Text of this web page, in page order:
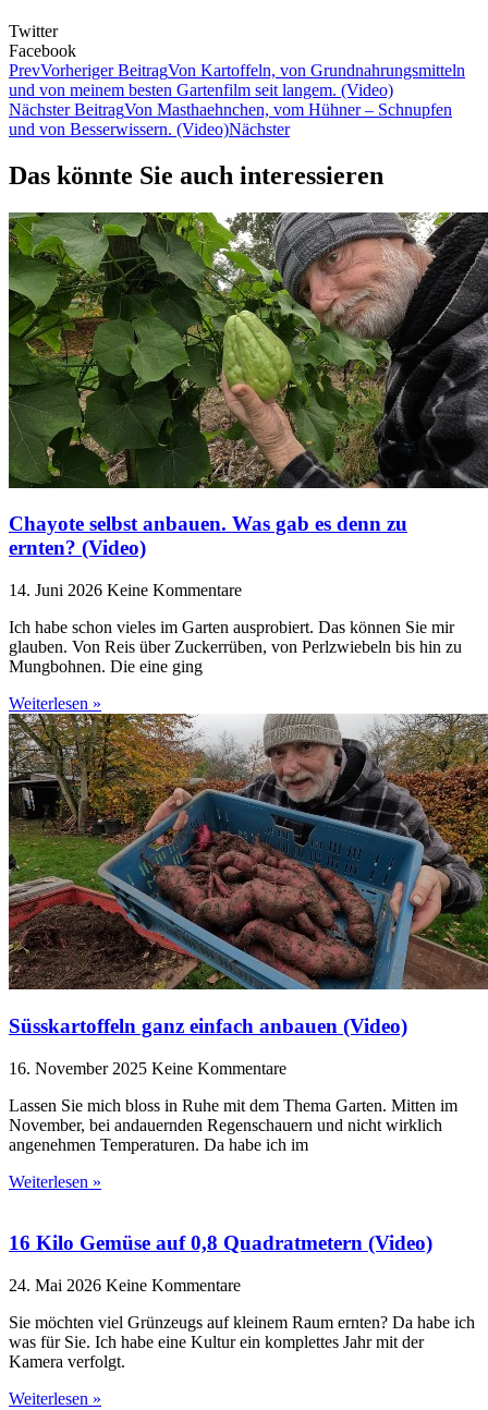
Twitter
Facebook
PrevVorheriger BeitragVon Kartoffeln, von Grundnahrungsmitteln
und von meinem besten Gartenfilm seit langem. (Video)
Nächster BeitragVon Masthaehnchen, vom Hühner – Schnupfen
und von Besserwissern. (Video)Nächster
Das könnte Sie auch interessieren
Chayote selbst anbauen. Was gab es denn zu
ernten? (Video)
14. Juni 2026 Keine Kommentare
Ich habe schon vieles im Garten ausprobiert. Das können Sie mir
glauben. Von Reis über Zuckerrüben, von Perlzwiebeln bis hin zu
Mungbohnen. Die eine ging
Weiterlesen »
Süsskartoffeln ganz einfach anbauen (Video)
16. November 2025 Keine Kommentare
Lassen Sie mich bloss in Ruhe mit dem Thema Garten. Mitten im
November, bei andauernden Regenschauern und nicht wirklich
angenehmen Temperaturen. Da habe ich im
Weiterlesen »
16 Kilo Gemüse auf 0,8 Quadratmetern (Video)
24. Mai 2026 Keine Kommentare
Sie möchten viel Grünzeugs auf kleinem Raum ernten? Da habe ich
was für Sie. Ich habe eine Kultur ein komplettes Jahr mit der
Kamera verfolgt.
Weiterlesen »